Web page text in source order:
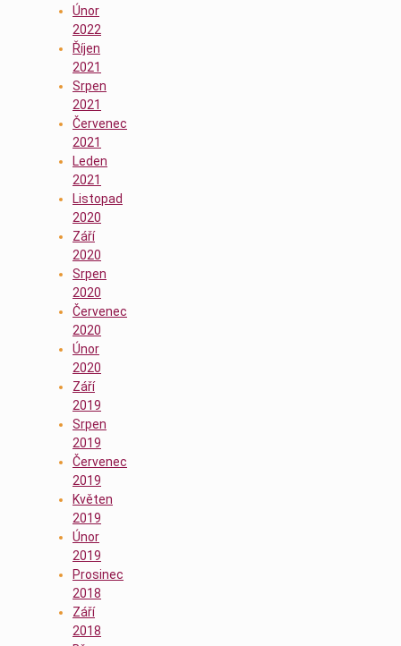
Únor
2022
Říjen
2021
Srpen
2021
Červenec
2021
Leden
2021
Listopad
2020
Září
2020
Srpen
2020
Červenec
2020
Únor
2020
Září
2019
Srpen
2019
Červenec
2019
Květen
2019
Únor
2019
Prosinec
2018
Září
2018